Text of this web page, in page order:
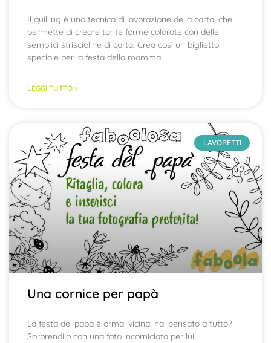
Il quilling è una tecnica di lavorazione della carta, che
permette di creare tante forme colorate con delle
semplici striscioline di carta. Crea così un biglietto
speciale per la festa della mamma!
LEGGI TUTTO »
LAVORETTI
Una cornice per papà
La festa del papà è ormai vicina: hai pensato a tutto?
Sorprendilo con una foto incorniciata per lui.